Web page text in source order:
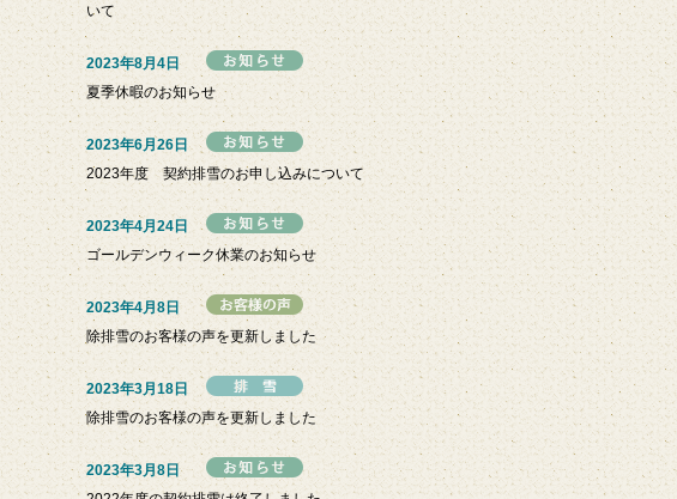
いて
2023年8月4日
夏季休暇のお知らせ
2023年6月26日
2023年度 契約排雪のお申し込みについて
2023年4月24日
ゴールデンウィーク休業のお知らせ
2023年4月8日
除排雪のお客様の声を更新しました
2023年3月18日
除排雪のお客様の声を更新しました
2023年3月8日